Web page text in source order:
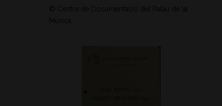
© Centre de Documentació del Palau de la
Música